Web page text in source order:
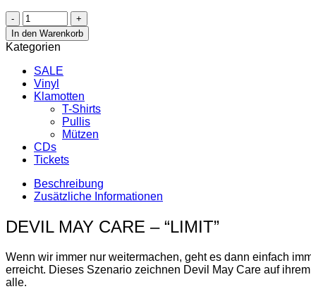
LIMIT
Vinyl
(Recycled
12“)
Menge
In den Warenkorb
Kategorien
SALE
Vinyl
Klamotten
T-Shirts
Pullis
Mützen
CDs
Tickets
Beschreibung
Zusätzliche Informationen
DEVIL MAY CARE – “LIMIT”
Wenn wir immer nur weitermachen, geht es dann einfach
erreicht. Dieses Szenario zeichnen Devil May Care auf
alle.